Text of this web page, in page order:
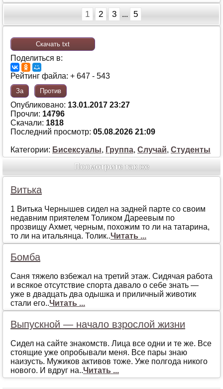
1 2 3 ... 5
Скачать txt
Поделиться в:
Рейтинг файла: + 647 - 543
За Против
Опубликовано: 13.01.2017 23:27
Прочли: 14796
Скачали: 1818
Последний просмотр: 05.08.2026 21:09
Категории: Бисексуалы, Группа, Случай, Студенты
Посмотрите так же
Витька
1 Витька Чернышев сидел на задней парте со своим
недавним приятелем Толиком Дареевым по
прозвищу Ахмет, черным, похожим то ли на татарина,
то ли на итальянца. Толик..Читать ...
Бомба
Саня тяжело взбежал на третий этаж. Сидячая работа
и всякое отсутствие спорта давало о себе знать —
уже в двадцать два одышка и приличный животик
стали его..Читать ...
Выпускной — начало взрослой жизни
Сидел на сайте знакомств. Лица все одни и те же. Все
стоящие уже опробывали меня. Все пары знаю
наизусть. Мужиков активов тоже. Уже полгода никого
нового. И вдруг на..Читать ...